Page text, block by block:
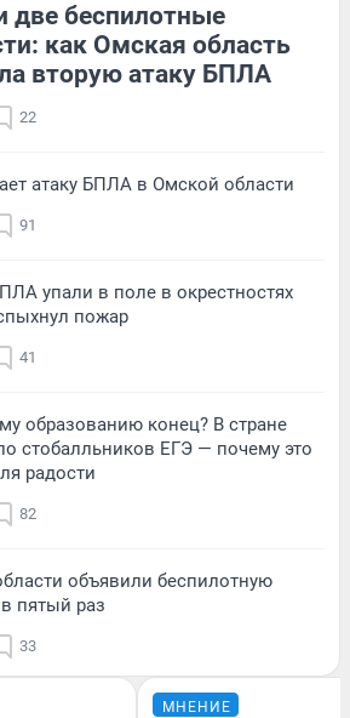
две беспилотные
как Омская область
вторую атаку БПЛА
22
атаку БПЛА в Омской области
91
упали в поле в окрестностях
пожар
41
образованию конец? В стране
стобалльников ЕГЭ — почему это
радости
82
объявили беспилотную
пятый раз
33
МНЕНИЕ